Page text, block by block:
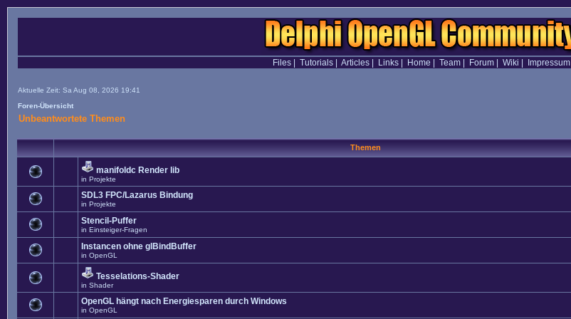
Files| Tutorials| Articles| Links| Home Team| Forum| Wiki Impressum
Aktuelle Zeit: Sa Aug 08, 2026 19:41
Foren-Übersicht
Unbeantwortete Themen
Themen
manifoldc Render lib
in Projekte
SDL3 FPC/Lazarus Bindung
in Projekte
Stencil-Puffer
in Einsteiger-Fragen
Instancen ohne glBindBuffer
in OpenGL
Tesselations-Shader
in Shader
OpenGL hängt nach Energiesparen durch Windows
in OpenGL